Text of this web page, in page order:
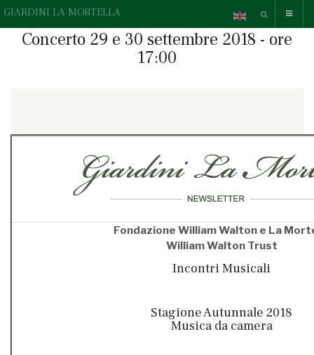
GIARDINI LA MORTELLA
Concerto 29 e 30 settembre 2018 - ore
17:00
Fondazione William Walton e La
William Walton Trust
Incontri Musicali
Stagione Autunnale 2018
Musica da camera